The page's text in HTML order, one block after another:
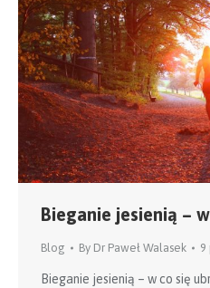
Bieganie jesienią –
Blog By Dr Paweł Walasek 9
Bieganie jesienią – w co się